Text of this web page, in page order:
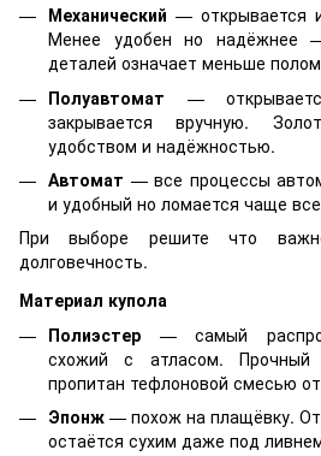
Механический — открывается
Менее удобен но надёжнее
деталей означает меньше
Полуавтомат —
закрывается вручную.
удобством и надёжностью.
Автомат — все процессы
и удобный но ломается чаще
При выборе решите что
долговечность.
Материал купола
Полиэстер — самый
схожий с атласом. Прочный
пропитан тефлоновой смесью
Эпонж — похож на плащёвку.
остаётся сухим даже под